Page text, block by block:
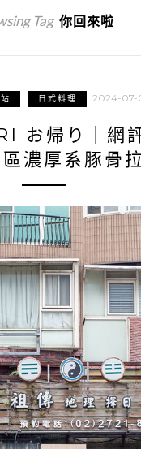
Tag 你回來啦
日式料理 2024-07-
お帰り｜網
濃厚系豚骨